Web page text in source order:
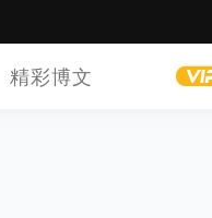
精彩博文